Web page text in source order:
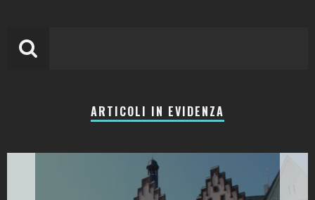
ARTICOLI IN EVIDENZA